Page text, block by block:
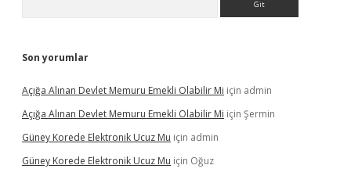
Son yorumlar
Açığa Alınan Devlet Memuru Emekli Olabilir Mi için admin
Açığa Alınan Devlet Memuru Emekli Olabilir Mi için Şermin
Güney Korede Elektronik Ucuz Mu için admin
Güney Korede Elektronik Ucuz Mu için Oğuz